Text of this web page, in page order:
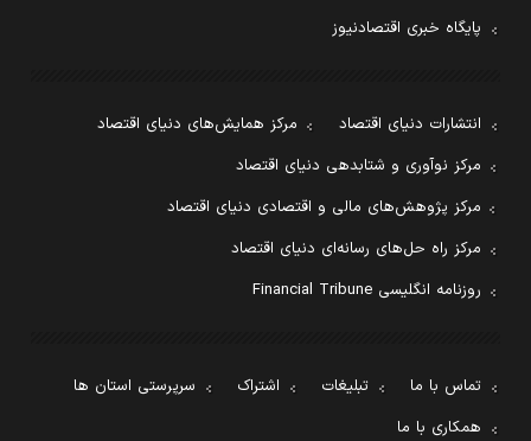
پایگاه خبری اقتصادنیوز
انتشارات دنیای اقتصاد
مرکز همایش‌های دنیای اقتصاد
مرکز نوآوری و شتابدهی دنیای اقتصاد
مرکز پژوهش‌های مالی و اقتصادی دنیای اقتصاد
مرکز راه حل‌های رسانه‌ای دنیای اقتصاد
روزنامه انگلیسی Financial Tribune
تماس با ما تبلیغات اشتراک
سرپرستی استان ها
همکاری با ما